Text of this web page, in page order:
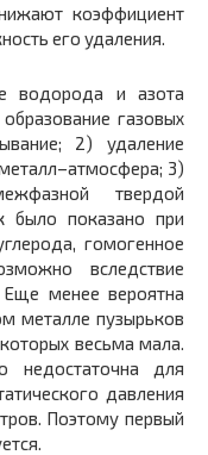
коэффициент
его удаления.
водорода и азота
газовых
2) удаление
3)
твердой
было показано при
гомогенное
вследствие
Еще менее вероятна
металле пузырьков
весьма мала.
недостаточна для
давления
Поэтому первый